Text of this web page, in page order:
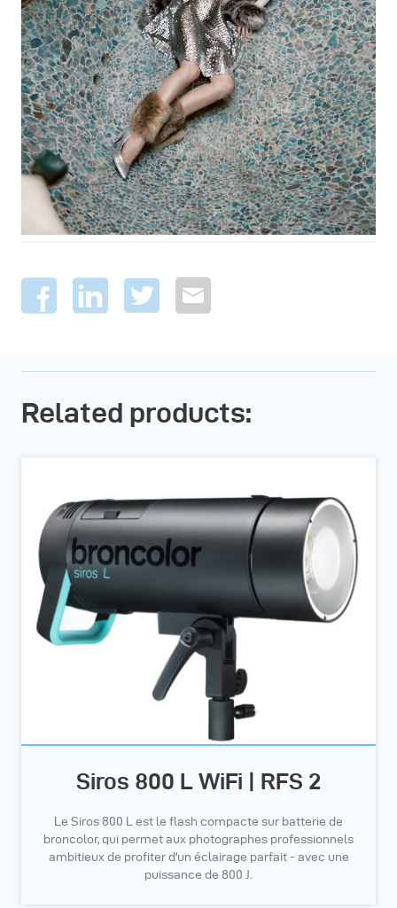
Related products:
Siros 800 L WiFi | RFS 2
Le Siros 800 L est le flash compacte sur batterie de
broncolor, qui permet aux photographes professionnels
ambitieux de profiter d'un éclairage parfait - avec une
puissance de 800 J.